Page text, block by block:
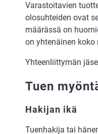
Varastoitavien
olosuhteiden ovat
määrässä on
on yhtenäinen koko
Yhteenliittymän
Tuen
Hakijan ikä
Tuenhakija tai